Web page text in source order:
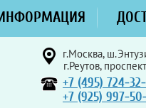
г.Москва,
г.Реутов,
+7 (495) 724-
+7 (925) 997-